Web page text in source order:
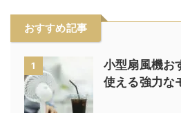
おすすめ記事
1
小型扇風機お
使える強力な